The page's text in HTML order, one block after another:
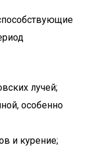
лучей;
особенно
и курение;